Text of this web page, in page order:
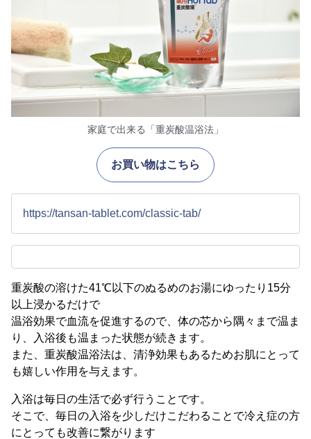
家庭で出来る「重炭酸温浴法」
お買い物はこちら
https://tansan-tablet.com/classic-tab/
重炭酸の溶けた41℃以下のぬるめのお湯にゆったり15分
以上浸かるだけで
温浴効果で血流を促進するので、体の芯から隅々まで温ま
り、入浴後も温まった状態が続きます。
また、重炭酸温浴法は、清浄効果もあるためお肌にとって
も嬉しい作用を与えます。
入浴は毎日の生活で必ず行うことです。
そこで、毎日の入浴を少しだけこだわることで冷え症の方
にとっても改善に繋がります